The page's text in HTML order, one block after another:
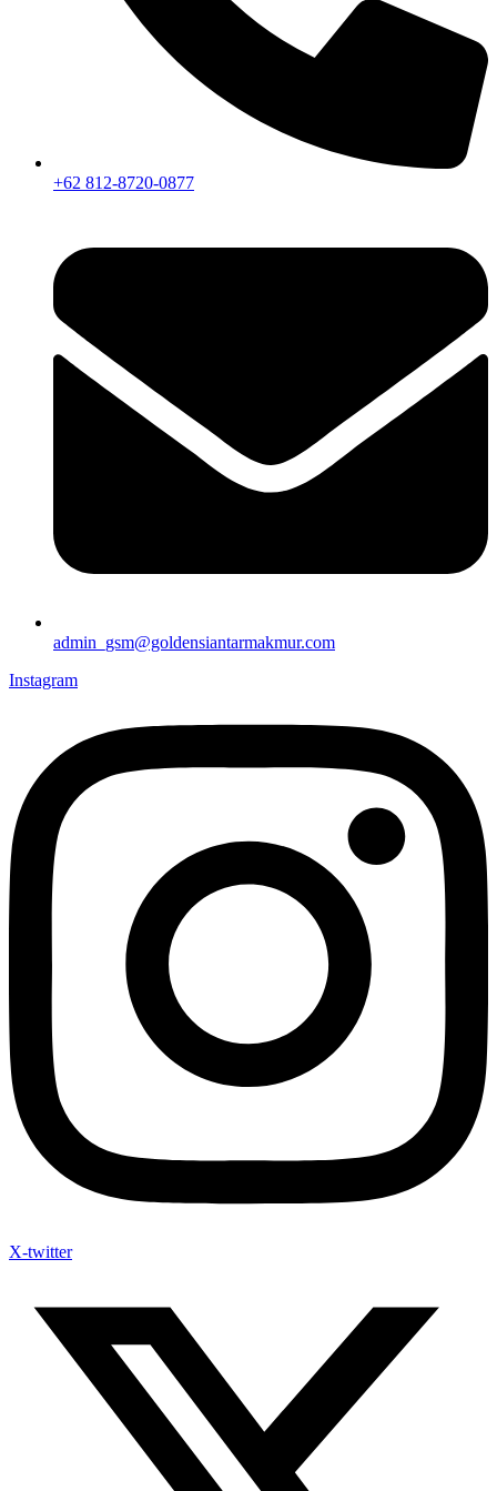
+62 812-8720-0877
admin_gsm@goldensiantarmakmur.com
Instagram
X-twitter